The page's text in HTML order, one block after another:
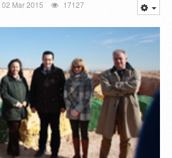
02 Mar 2015 17127